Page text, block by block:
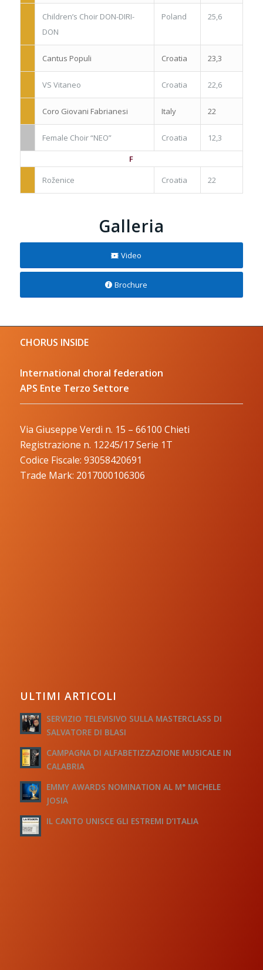
Children’s Choir DON-DIRI-
DON
Poland 25,6
Cantus Populi Croatia 23,3
VS Vitaneo Croatia 22,6
Coro Giovani Fabrianesi Italy 22
Female Choir “NEO” Croatia
12,3
F
Roženice
Croatia 22
Galleria
Video
Brochure
CHORUS INSIDE
International choral federation
APS Ente Terzo Settore
Via Giuseppe Verdi n. 15 – 66100 Chieti
Registrazione n. 12245/17 Serie 1T
Codice Fiscale: 93058420691
Trade Mark: 2017000106306
ULTIMI ARTICOLI
SERVIZIO TELEVISIVO SULLA MASTERCLASS DI
SALVATORE DI BLASI
CAMPAGNA DI ALFABETIZZAZIONE MUSICALE IN
CALABRIA
EMMY AWARDS NOMINATION AL M° MICHELE
JOSIA
IL CANTO UNISCE GLI ESTREMI D’ITALIA